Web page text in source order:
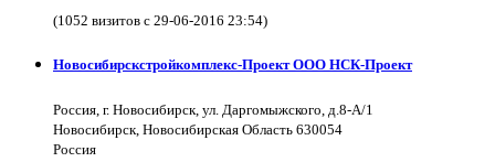
(1052 визитов с 29-06-2016 23:54)
Новосибирскстройкомплекс-Проект ООО НСК-Проект
Россия, г. Новосибирск, ул. Даргомыжского, д.8-А/1
Новосибирск, Новосибирская Область 630054
Россия